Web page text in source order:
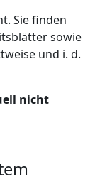
Sie finden
sowie
und i. d.
nicht